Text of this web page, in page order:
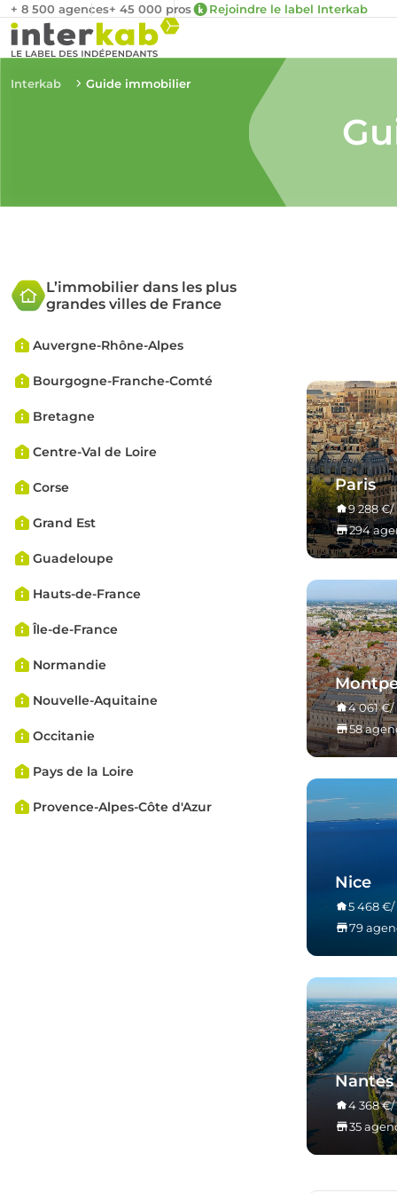
+ 8 500 agences+ 45 000 pros Rejoindre le label Interkab
Interkab Guide immobilier
L’immobilier dans les plus
grandes villes de France
Auvergne-Rhône-Alpes
Bourgogne-Franche-Comté
Bretagne
Centre-Val de Loire
Corse
Grand Est
Guadeloupe
Hauts-de-France
Île-de-France
Normandie
Nouvelle-Aquitaine
Occitanie
Pays de la Loire
Provence-Alpes-Côte d'Azur
Paris
9 288 €/
294
4 061 €/
58
Nice
5 468 €/
79
Nantes
4 368 €/
35